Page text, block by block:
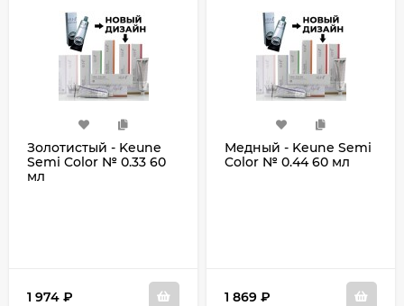
Золотистый - Keune
Semi Color № 0.33 60
мл
1 974 ₽
Медный - Keune Semi
Color № 0.44 60 мл
1 869 ₽